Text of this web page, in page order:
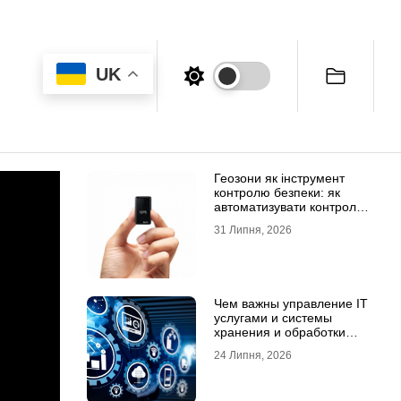
UK
Геозони як інструмент
контролю безпеки: як
автоматизувати контроль
31 Липня, 2026
Чем важны управление IT
услугами и системы
хранения и обработки
24 Липня, 2026